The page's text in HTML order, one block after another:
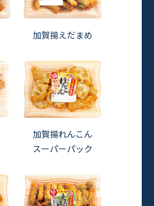
加賀揚えだまめ
加賀揚れんこん
スーパーパック